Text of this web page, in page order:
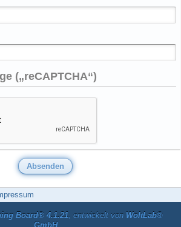
(„reCAPTCHA“)
Board® 4.1.21, entwickelt von WoltLab®
GmbH